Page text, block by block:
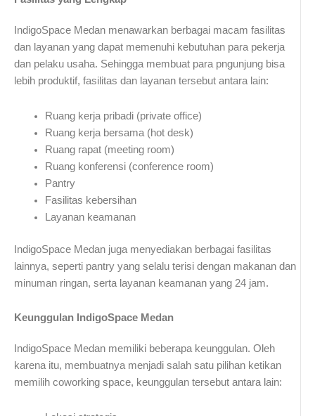
IndigoSpace Medan menawarkan berbagai macam fasilitas
dan layanan yang dapat memenuhi kebutuhan para pekerja
dan pelaku usaha. Sehingga membuat para pngunjung bisa
lebih produktif, fasilitas dan layanan tersebut antara lain:
Ruang kerja pribadi (private office)
Ruang kerja bersama (hot desk)
Ruang rapat (meeting room)
Ruang konferensi (conference room)
Pantry
Fasilitas kebersihan
Layanan keamanan
IndigoSpace Medan juga menyediakan berbagai fasilitas
lainnya, seperti pantry yang selalu terisi dengan makanan dan
minuman ringan, serta layanan keamanan yang 24 jam.
Keunggulan IndigoSpace Medan
IndigoSpace Medan memiliki beberapa keunggulan. Oleh
karena itu, membuatnya menjadi salah satu pilihan ketikan
memilih coworking space, keunggulan tersebut antara lain: